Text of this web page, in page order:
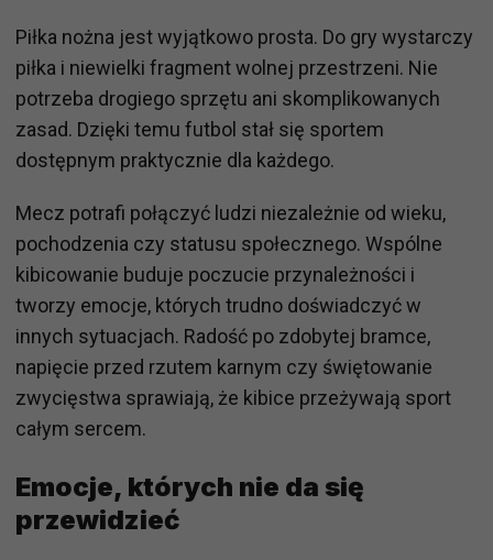
Piłka nożna jest wyjątkowo prosta. Do gry wystarczy
piłka i niewielki fragment wolnej przestrzeni. Nie
potrzeba drogiego sprzętu ani skomplikowanych
zasad. Dzięki temu futbol stał się sportem
dostępnym praktycznie dla każdego.
Mecz potrafi połączyć ludzi niezależnie od wieku,
pochodzenia czy statusu społecznego. Wspólne
kibicowanie buduje poczucie przynależności i
tworzy emocje, których trudno doświadczyć w
innych sytuacjach. Radość po zdobytej bramce,
napięcie przed rzutem karnym czy świętowanie
zwycięstwa sprawiają, że kibice przeżywają sport
całym sercem.
Emocje, których nie da się
przewidzieć